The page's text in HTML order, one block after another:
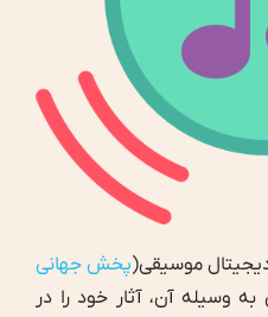
موسیقی(پخش جهانی
وسیله آن، آثار خود را در